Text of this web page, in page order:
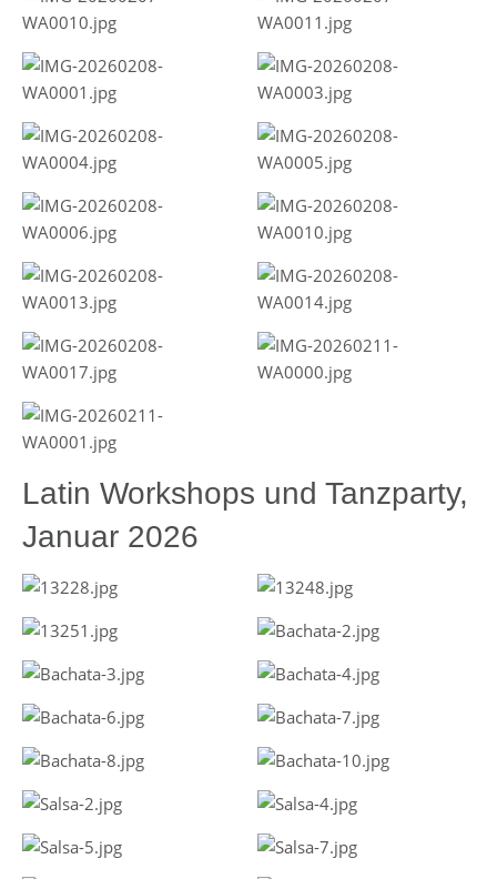
Latin Workshops und Tanzparty,
Januar 2026